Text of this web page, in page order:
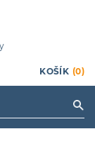
KOŠÍK (0)